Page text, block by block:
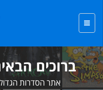
ברוכים
אתר הסדרות